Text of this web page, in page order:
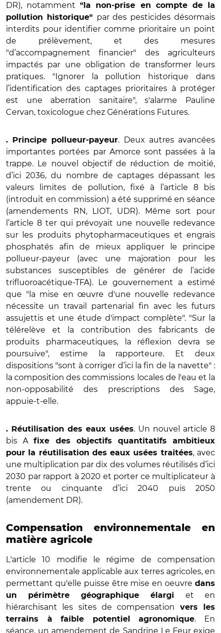
DR), notamment"la non-prise en compte de la
pollution historique" par des pesticides désormais
interdits pour identifier comme prioritaire un point
de prélèvement, et des mesures
"d’accompagnement financier" des agriculteurs
impactés par une obligation de transformer leurs
pratiques. "Ignorer la pollution historique dans
l’identification des captages prioritaires à protéger
est une aberration sanitaire", s'alarme Pauline
Cervan, toxicologue chez Générations Futures.
. Principe pollueur-payeur. Deux autres avancées
importantes portées par Amorce sont passées à la
trappe. Le nouvel objectif de réduction de moitié,
d’ici 2036, du nombre de captages dépassant les
valeurs limites de pollution, fixé à l’article 8 bis
(introduit en commission) a été supprimé en séance
(amendements RN, LIOT, UDR). Même sort pour
l’article 8 ter qui prévoyait une nouvelle redevance
sur les produits phytopharmaceutiques et engrais
phosphatés afin de mieux appliquer le principe
pollueur-payeur (avec une majoration pour les
substances susceptibles de générer de l’acide
trifluoroacétique-TFA). Le gouvernement a estimé
que "la mise en œuvre d'une nouvelle redevance
nécessite un travail partenarial fin avec les futurs
assujettis et une étude d'impact complète". "Sur la
télérelève et la contribution des fabricants de
produits pharmaceutiques, la réflexion devra se
poursuive", estime la rapporteure. Et deux
dispositions "sont à corriger d’ici la fin de la navette" :
la composition des commissions locales de l'eau et la
non-opposabilité des prescriptions des Sage,
appuie-t-elle.
. Réutilisation des eaux usées. Un nouvel article 8
bis Afixe des objectifs quantitatifs ambitieux
pour la réutilisation des eaux usées traitées, avec
une multiplication par dix des volumes réutilisés d’ici
2030 par rapport à 2020 et porter ce multiplicateur à
trente ou cinquante d’ici 2040 puis 2050
(amendement DR).
Compensation environnementale en
matière agricole
L'article 10 modifie le régime de compensation
environnementale applicable aux terres agricoles, en
permettant qu'elle puisse être mise en oeuvre dans
un périmètre géographique élargi et en
hiérarchisant les sites de compensation
vers les
terrains à faible potentiel agronomique. En
séance, un amendement de Sandrine Le Feur exige